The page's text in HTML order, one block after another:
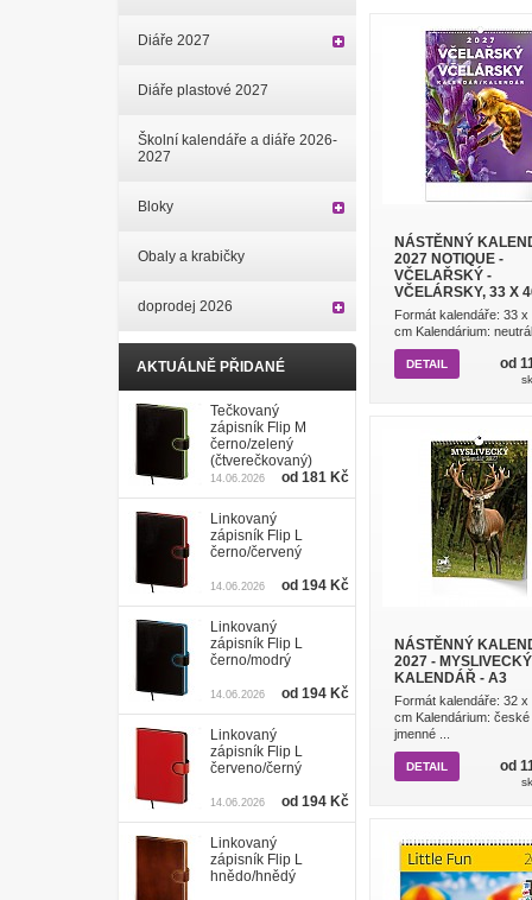
NÁSTĚNNÝ
2027 NOTIQUE -
VČELAŘSKÝ -
VČELÁRSKY, 33 X
Formát kalendáře: 33 x
cm Kalendárium:
od
DETAIL
NÁSTĚNNÝ
2027 - MYSLIVECKÝ
KALENDÁŘ - A3
Formát kalendáře: 32 x
cm Kalendárium: české
jmenné ...
od
DETAIL
Diáře 2027
Diáře plastové 2027
Školní kalendáře a diáře 2026-
2027
Bloky
Obaly a krabičky
doprodej 2026
AKTUÁLNĚ PŘIDANÉ
Tečkovaný
zápisník Flip M
černo/zelený
(čtverečkovaný)
14.06.2026 od 181 Kč
Linkovaný
zápisník Flip L
černo/červený
14.06.2026 od 194 Kč
Linkovaný
zápisník Flip L
černo/modrý
14.06.2026 od 194 Kč
Linkovaný
zápisník Flip L
červeno/černý
14.06.2026 od 194 Kč
Linkovaný
zápisník Flip L
hnědo/hnědý